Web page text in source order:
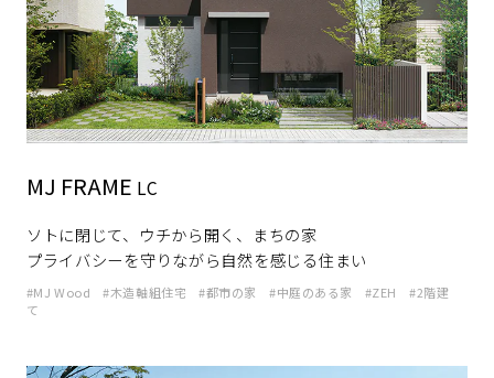
ミサワアイデンティティ
MJ FRAME LC
ソトに閉じて、ウチから開く、まちの家
プライバシーを守りながら自然を感じる住まい
MJ Wood 木造軸組住宅 都市の家 中庭のある家 ZEH
2階建
て